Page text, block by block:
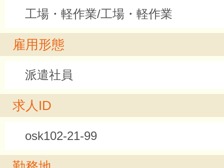
工場・軽作業/工場・軽作業
雇用形態
派遣社員
求人ID
osk102-21-99